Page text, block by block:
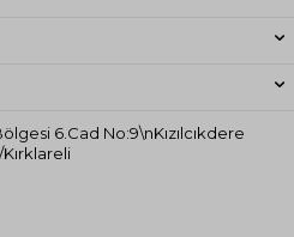
6.Cad No:9\nKızılcıkdere